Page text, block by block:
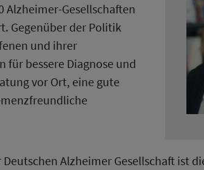
Alzheimer-Gesellschaften
Gegenüber der Politik
und ihrer
für bessere Diagnose und
vor Ort, eine gute
Alzheimer Gesellschaft ist